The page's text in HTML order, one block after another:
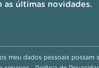
as últimas novidades.
meu dados pessoais